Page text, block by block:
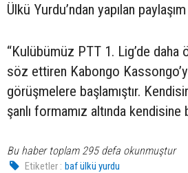
Ülkü Yurdu’ndan yapılan
“Kulübümüz PTT 1. Lig’de daha
söz ettiren Kabongo
görüşmelere başlamıştır.
şanlı formamız altında kendisine
Bu haber toplam 295 defa okunmuştur
Etiketler : baf ülkü yurdu